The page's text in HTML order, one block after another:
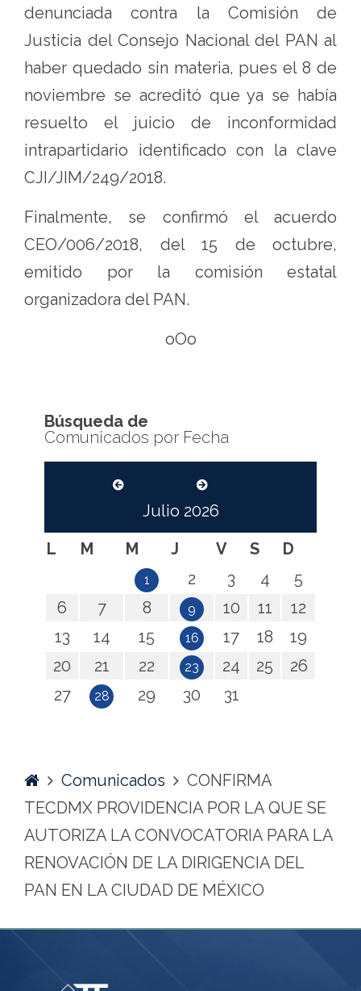
denunciada contra la Comisión de
Justicia del Consejo Nacional del PAN al
haber quedado sin materia, pues el 8 de
noviembre se acreditó que ya se había
resuelto el juicio de inconformidad
intrapartidario identificado con la clave
CJI/JIM/249/2018.
Finalmente, se confirmó el acuerdo
CEO/006/2018, del 15 de octubre,
emitido por la comisión estatal
organizadora del PAN.
oOo
Búsqueda de
Comunicados por Fecha
Julio 2026
L
M M J V S D
1 2 3 4
5
6
7 8 9 10 11
12
13
14 15 16 17 18
19
20
21 22 23 24 25
26
27
28 29 30 31
HomeComunicados
CONFIRMA
TECDMX PROVIDENCIA POR LA QUE SE
AUTORIZA LA CONVOCATORIA PARA LA
RENOVACIÓN DE LA DIRIGENCIA DEL
PAN EN LA CIUDAD DE MÉXICO